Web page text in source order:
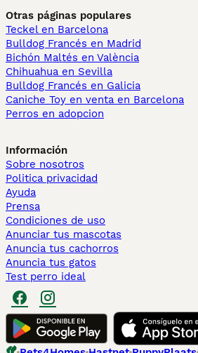
Otras páginas populares
Teckel en Barcelona
Bulldog Francés en Madrid
Bichón Maltés en València
Chihuahua en Sevilla
Bulldog Francés en Galicia
Caniche Toy en venta en Barcelona
Perros en adopcion
Información
Sobre nosotros
Politica privacidad
Ayuda
Prensa
Condiciones de uso
Anunciar tus mascotas
Anuncia tus cachorros
Anuncia tus gatos
Test perro ideal